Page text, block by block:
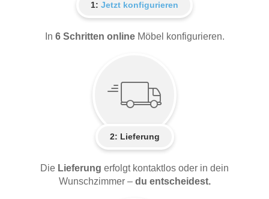
1: Jetzt konfigurieren
In 6 Schritten online Möbel konfigurieren.
2: Lieferung
Die Lieferung erfolgt kontaktlos oder in dein
Wunschzimmer – du entscheidest.